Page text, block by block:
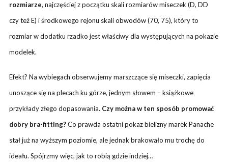
rozmiarze, najczęściej z początku skali rozmiarów miseczek (D, DD
czy też E) i środkowego rejonu skali obwodów (70, 75), który to
rozmiar w dodatku rzadko jest właściwy dla występujących na pokazie
modelek.
Efekt? Na wybiegach obserwujemy marszczące się miseczki, zapięcia
unoszące się na plecach ku górze, jednym słowem – książkowe
przykłady złego dopasowania. Czy można w ten sposób promować
dobry bra-fitting?Co prawda ostatni pokaz bielizny marek Panache
stał już na wyższym poziomie, ale jednak brakowało mu trochę do
ideału. Spójrzmy więc, jak to robią gdzie indziej…